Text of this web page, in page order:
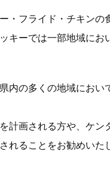
・フライド・チキンの
キーでは一部地域に
内の多くの地域にお
計画される方や、ケ
れることをお勧めいた